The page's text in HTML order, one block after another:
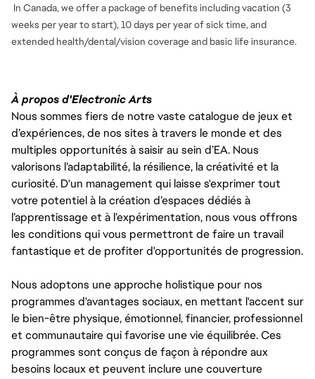
In Canada, we offer a package of benefits including vacation (3
weeks per year to start), 10 days per year of sick time, and
extended health/dental/vision coverage and basic life insurance.
À propos d'Electronic Arts
Nous sommes fiers de notre vaste catalogue de jeux et
d’expériences, de nos sites à travers le monde et des
multiples opportunités à saisir au sein d’EA. Nous
valorisons l’adaptabilité, la résilience, la créativité et la
curiosité. D'un management qui laisse s'exprimer tout
votre potentiel à la création d’espaces dédiés à
l’apprentissage et à l’expérimentation, nous vous offrons
les conditions qui vous permettront de faire un travail
fantastique et de profiter d'opportunités de progression.
Nous adoptons une approche holistique pour nos
programmes d'avantages sociaux, en mettant l'accent sur
le bien-être physique, émotionnel, financier, professionnel
et communautaire qui favorise une vie équilibrée. Ces
programmes sont conçus de façon à répondre aux
besoins locaux et peuvent inclure une couverture